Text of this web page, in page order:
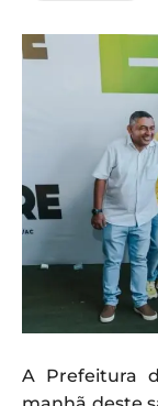
A Prefeitura